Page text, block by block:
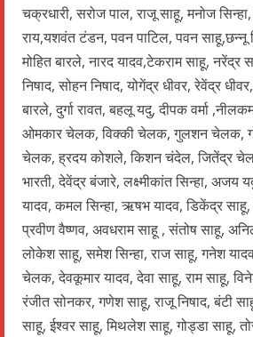
चक्रधारी, सरोज पाल, राजू साहू, मनोज
राय,यशवंत टंडन, पवन पाटिल, पवन साहू,छन्नू
मोहित बारले, नारद यादव,टेकराम साहू, नरेंद्र
निषाद, सोहन निषाद, योगेंद्र धीवर, रेवेंद्र
बारले, दुर्गा रावत, बहलू यदु, दीपक वर्मा
ओमकार चेलक, विक्की चेलक, गुलशन चेलक,
चेलक, ह्रदय कोशले, किशन चंदेल, जितेंद्र
भारती, देवेंद्र बंजारे, लक्ष्मीकांत सिन्हा, अजय
यादव, कमल सिन्हा, ऋषभ यादव, डिकेंद्र
प्रवीण वैष्णव, अवधराम साहू , संतोष साहू,
लोकेश साहू, समेश सिन्हा, राज साहू, गनेश
चेलक, देवकूमार यादव, देवा साहू, राम साहू,
रंजीत सोनकर, गणेश साहू, राजू निषाद, बंटी
साहू, ईश्वर साहू, मिथलेश साहू, गोड्डा साहू,